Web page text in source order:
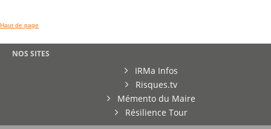
Haut de page
NOS SITES
IRMa Infos
Risques.tv
Mémento du Maire
Résilience Tour